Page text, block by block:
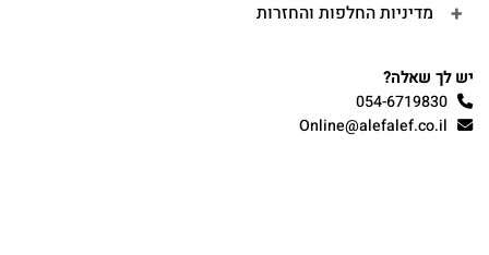
מדיניות החלפות והחזרות
יש לך שאלה?
054-6719830
Online@alefalef.co.il